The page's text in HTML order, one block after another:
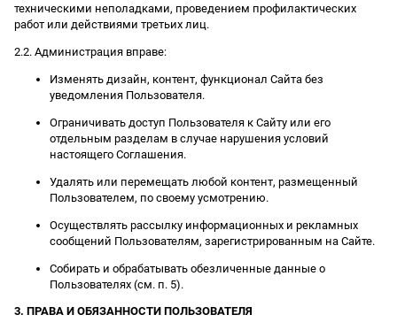
техническими неполадками, проведением профилактических
работ или действиями третьих лиц.
2.2. Администрация вправе:
Изменять дизайн, контент, функционал Сайта без
уведомления Пользователя.
Ограничивать доступ Пользователя к Сайту или его
отдельным разделам в случае нарушения условий
настоящего Соглашения.
Удалять или перемещать любой контент, размещенный
Пользователем, по своему усмотрению.
Осуществлять рассылку информационных и рекламных
сообщений Пользователям, зарегистрированным на Сайте.
Собирать и обрабатывать обезличенные данные о
Пользователях (см. п. 5).
3. ПРАВА И ОБЯЗАННОСТИ ПОЛЬЗОВАТЕЛЯ